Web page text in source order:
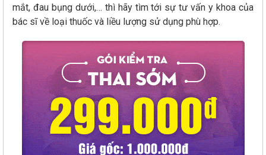
mắt, đau bụng dưới,… thì hãy tìm tới sự tư vấn y khoa của
bác sĩ về loại thuốc và liều lượng sử dụng phù hợp.